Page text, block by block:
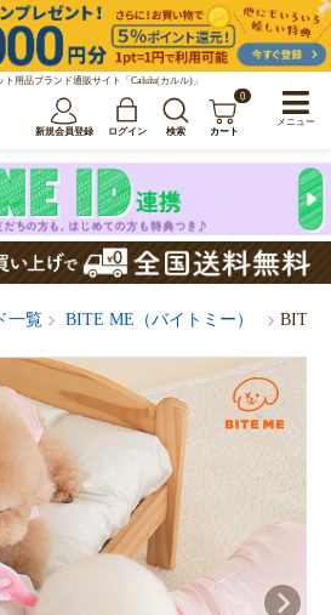
用品ブランド通販サイト「Calulu(カルル)」
新規会員登録 ログイン 検索
0
カート
一覧 BITE ME（バイトミー） BITE
メニュー